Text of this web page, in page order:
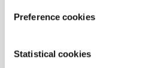
Preference cookies
Statistical cookies
beispielsweise
aufstellen, um die